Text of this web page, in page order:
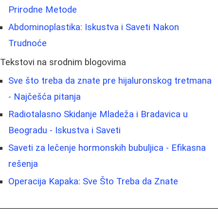
Prirodne Metode
Abdominoplastika: Iskustva i Saveti Nakon
Trudnoće
Tekstovi na srodnim blogovima
Sve što treba da znate pre hijaluronskog tretmana
- Najčešća pitanja
Radiotalasno Skidanje Mladeža i Bradavica u
Beogradu - Iskustva i Saveti
Saveti za lečenje hormonskih bubuljica - Efikasna
rešenja
Operacija Kapaka: Sve Što Treba da Znate